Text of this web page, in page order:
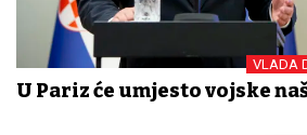
VLADA
U Pariz će umjesto vojske